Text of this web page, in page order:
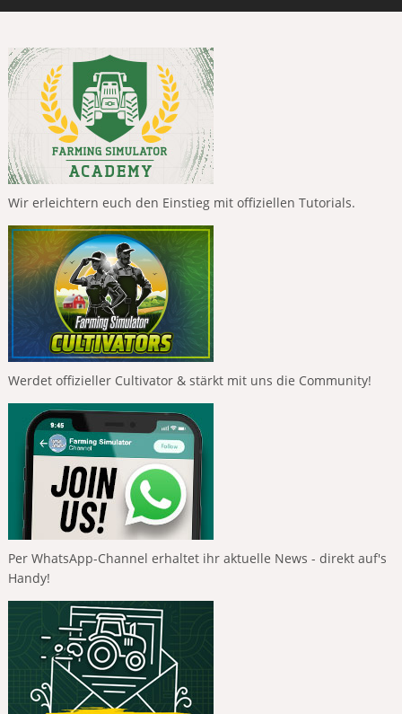
Wir erleichtern euch den Einstieg mit offiziellen Tutorials.
Werdet offizieller Cultivator & stärkt mit uns die Community!
Per WhatsApp-Channel erhaltet ihr aktuelle News - direkt auf's
Handy!